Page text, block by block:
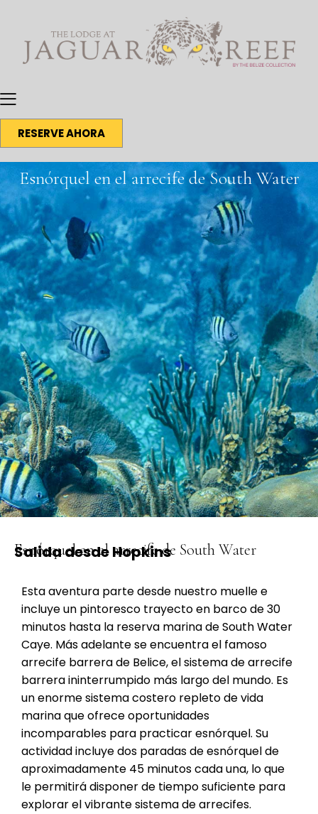
RESERVE AHORA
Esnórquel en el arrecife de South Water
Esnórquel en el arrecife de South Water
Salida desde Hopkins
Esta aventura parte desde nuestro muelle e
incluye un pintoresco trayecto en barco de 30
minutos hasta la reserva marina de South Water
Caye. Más adelante se encuentra el famoso
arrecife barrera de Belice, el sistema de arrecife
barrera ininterrumpido más largo del mundo. Es
un enorme sistema costero repleto de vida
marina que ofrece oportunidades
incomparables para practicar esnórquel. Su
actividad incluye dos paradas de esnórquel de
aproximadamente 45 minutos cada una, lo que
le permitirá disponer de tiempo suficiente para
explorar el vibrante sistema de arrecifes.